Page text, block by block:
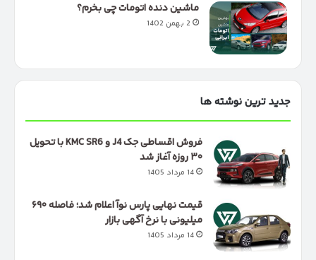
ماشین دنده اتومات چی بخرم؟
2 بهمن 1402
جدید ترین نوشته ها
فروش اقساطی جک J4 و KMC SR6 با تحویل
۳۰ روزه آغاز شد
14 مرداد 1405
قیمت نهایی پارس نوآ اعلام شد؛ فاصله ۶۹۰
میلیونی با نرخ آگهی بازار
14 مرداد 1405